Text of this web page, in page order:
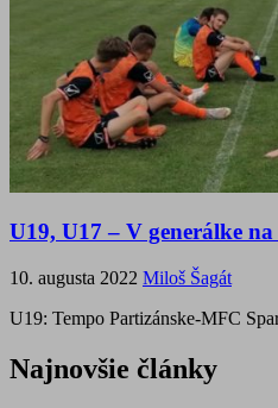
U19, U17 – V generálke
10. augusta 2022 Miloš Šagát
U19: Tempo Partizánske-MFC
Najnovšie články